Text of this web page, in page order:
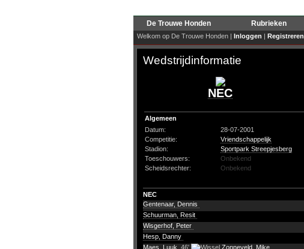
De Trouwe Honden Rubrieken
Welkom op De Trouwe Honden | Inloggen | Registreren
Wedstrijdinformatie
NEC
Algemeen
Datum:
28-07-2001
Competitie:
Vriendschappelijk
Stadion:
Sportpark Streepjesberg
Toeschouwers:
Onbekend
Scheidsrechter:
Onbekend
NEC
Gentenaar, Dennis
Schuurman, Resit
Wisgerhof, Peter
Hesp, Danny
Maes, Luuk 46'
Zonneveld, Mike